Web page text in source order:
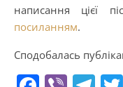
написання цієї
посиланням.
Сподобалась